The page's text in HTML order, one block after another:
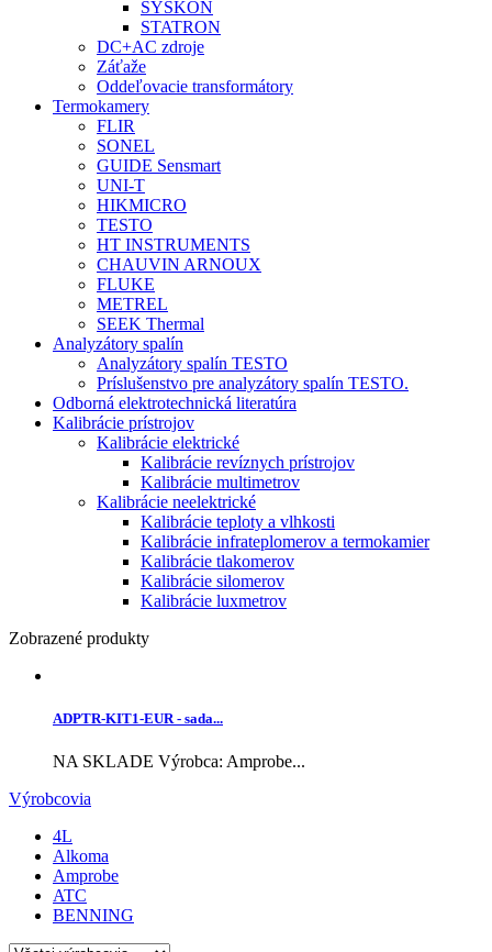
SYSKON
STATRON
DC+AC zdroje
Záťaže
Oddeľovacie transformátory
Termokamery
FLIR
SONEL
GUIDE Sensmart
UNI-T
HIKMICRO
TESTO
HT INSTRUMENTS
CHAUVIN ARNOUX
FLUKE
METREL
SEEK Thermal
Analyzátory spalín
Analyzátory spalín TESTO
Príslušenstvo pre analyzátory spalín TESTO.
Odborná elektrotechnická literatúra
Kalibrácie prístrojov
Kalibrácie elektrické
Kalibrácie revíznych prístrojov
Kalibrácie multimetrov
Kalibrácie neelektrické
Kalibrácie teploty a vlhkosti
Kalibrácie infrateplomerov a termokamier
Kalibrácie tlakomerov
Kalibrácie silomerov
Kalibrácie luxmetrov
Zobrazené produkty
ADPTR-KIT1-EUR - sada...
NA SKLADE Výrobca: Amprobe...
Výrobcovia
4L
Alkoma
Amprobe
ATC
BENNING